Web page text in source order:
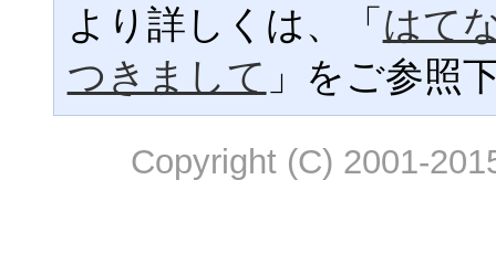
より詳しくは、「 はて
つきまして 」をご参照
Copyright (C) 2001-